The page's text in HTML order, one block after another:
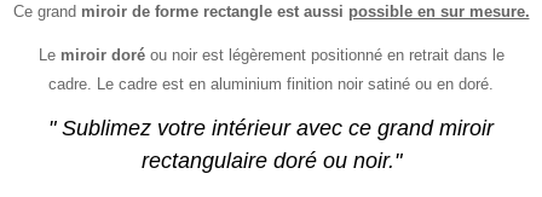
Ce grand miroir de forme rectangle est aussi possible en sur mesure.
Le miroir doréou noir est légèrement positionné en retrait dans le
cadre. Le cadre est en aluminium finition noir satiné ou en doré.
" Sublimez votre intérieur avec ce grand miroir
rectangulaire doré ou noir."